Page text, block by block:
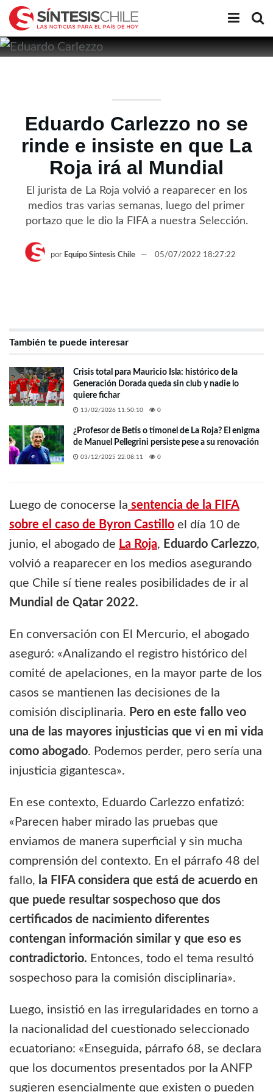
Eduardo Carlezzo no se
rinde e insiste en que La
Roja irá al Mundial
El jurista de La Roja volvió a reaparecer en los
medios tras varias semanas, luego del primer
portazo que le dio la FIFA a nuestra Selección.
por Equipo Síntesis Chile 05/07/2022 18:27:22
También te puede interesar
Crisis total para Mauricio Isla: histórico de la
Generación Dorada queda sin club y nadie lo
quiere fichar
13/02/2026 11:50:10 0
¿Profesor de Betis o timonel de La Roja? El enigma
de Manuel Pellegrini persiste pese a su renovación
03/12/2025 22:08:11 0
Luego de conocerse la sentencia de la FIFA
sobre el caso de Byron Castillo el día 10 de
junio, el abogado de La Roja, Eduardo Carlezzo,
volvió a reaparecer en los medios asegurando
que Chile sí tiene reales posibilidades de ir al
Mundial de Qatar 2022.
En conversación con El Mercurio, el abogado
aseguró: «Analizando el registro histórico del
comité de apelaciones, en la mayor parte de los
casos se mantienen las decisiones de la
comisión disciplinaria. Pero en este fallo veo
una de las mayores injusticias que vi en mi vida
como abogado. Podemos perder, pero sería una
injusticia gigantesca».
En ese contexto, Eduardo Carlezzo enfatizó:
«Parecen haber mirado las pruebas que
enviamos de manera superficial y sin mucha
comprensión del contexto. En el párrafo 48 del
fallo, la FIFA considera que está de acuerdo en
que puede resultar sospechoso que dos
certificados de nacimiento diferentes
contengan información similar y que eso es
contradictorio. Entonces, todo el tema resultó
sospechoso para la comisión disciplinaria».
Luego, insistió en las irregularidades en torno a
la nacionalidad del cuestionado seleccionado
ecuatoriano: «Enseguida, párrafo 68, se declara
que los documentos presentados por la ANFP
sugieren esencialmente que existen o pueden